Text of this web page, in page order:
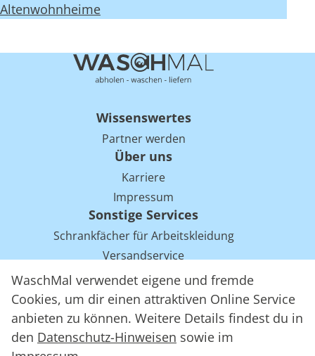
WaschMal verwendet eigene und fremde
Cookies, um dir einen attraktiven Online Service
anbieten zu können. Weitere Details findest du in
den Datenschutz-Hinweisen sowie im
Altenwohnheime
Wissenswertes
Partner werden
Über uns
Karriere
Impressum
Sonstige Services
Schrankfächer für Arbeitskleidung
Versandservice
Einsparpotentiale für Mietwäsche bei Arbeitskleidung
Arbeitskleidung Tracking mit RFID
WaschMal GmbH 2016 – 2026